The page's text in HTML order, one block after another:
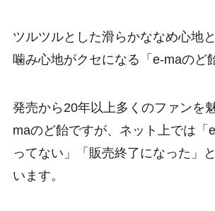
ツルツルとした滑らかななめ心地
噛み心地がクセになる「e-maのど
発売から20年以上多くのファンを
maのど飴ですが、ネット上では「
ってない」「販売終了になった」
います。